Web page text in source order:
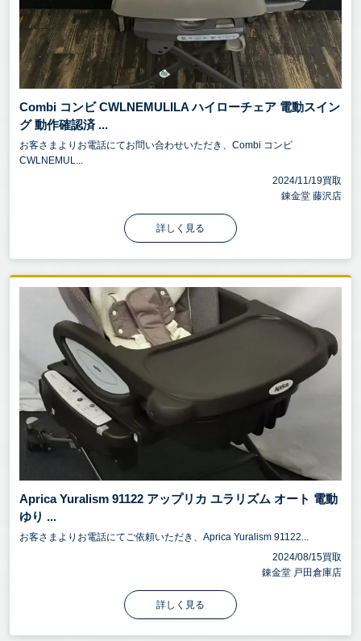
Combi コンビ CWLNEMULILA ハイローチェア 電動スイン
グ 動作確認済 ...
お客さまよりお電話にてお問い合わせいただき、Combi コンビ
CWLNEMUL...
2024/11/19買取
錬金堂 藤沢店
詳しく見る
Aprica Yuralism 91122 アップリカ ユラリズム オート 電動
ゆり ...
お客さまよりお電話にてご依頼いただき、Aprica Yuralism 91122...
2024/08/15買取
錬金堂 戸田倉庫店
詳しく見る